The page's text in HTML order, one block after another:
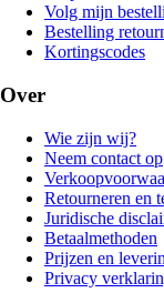
Volg mijn
Bestelling
Kortingscodes
Over
Wie zijn wij?
Neem contact op
Retourneren en
Juridische
Betaalmethoden
Prijzen en
Privacy